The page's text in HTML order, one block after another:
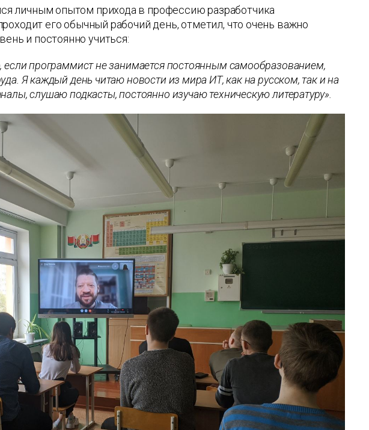
личным опытом прихода в профессию разработчика
его обычный рабочий день, отметил, что очень важно
и постоянно учиться:
если программист не занимается постоянным самообразованием,
Я каждый день читаю новости из мира ИТ, как на русском, так и на
слушаю подкасты, постоянно изучаю техническую литературу».